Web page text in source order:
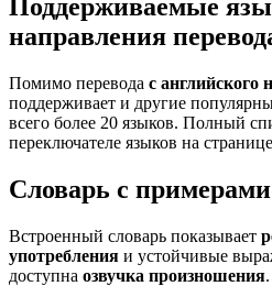
Поддерживаемые
направления
Помимо перевода с английского
поддерживает и другие
всего более 20 языков. Полный
переключателе языков на
Словарь с
Встроенный словарь показывает
употребления и устойчивые
доступна озвучка произношения.